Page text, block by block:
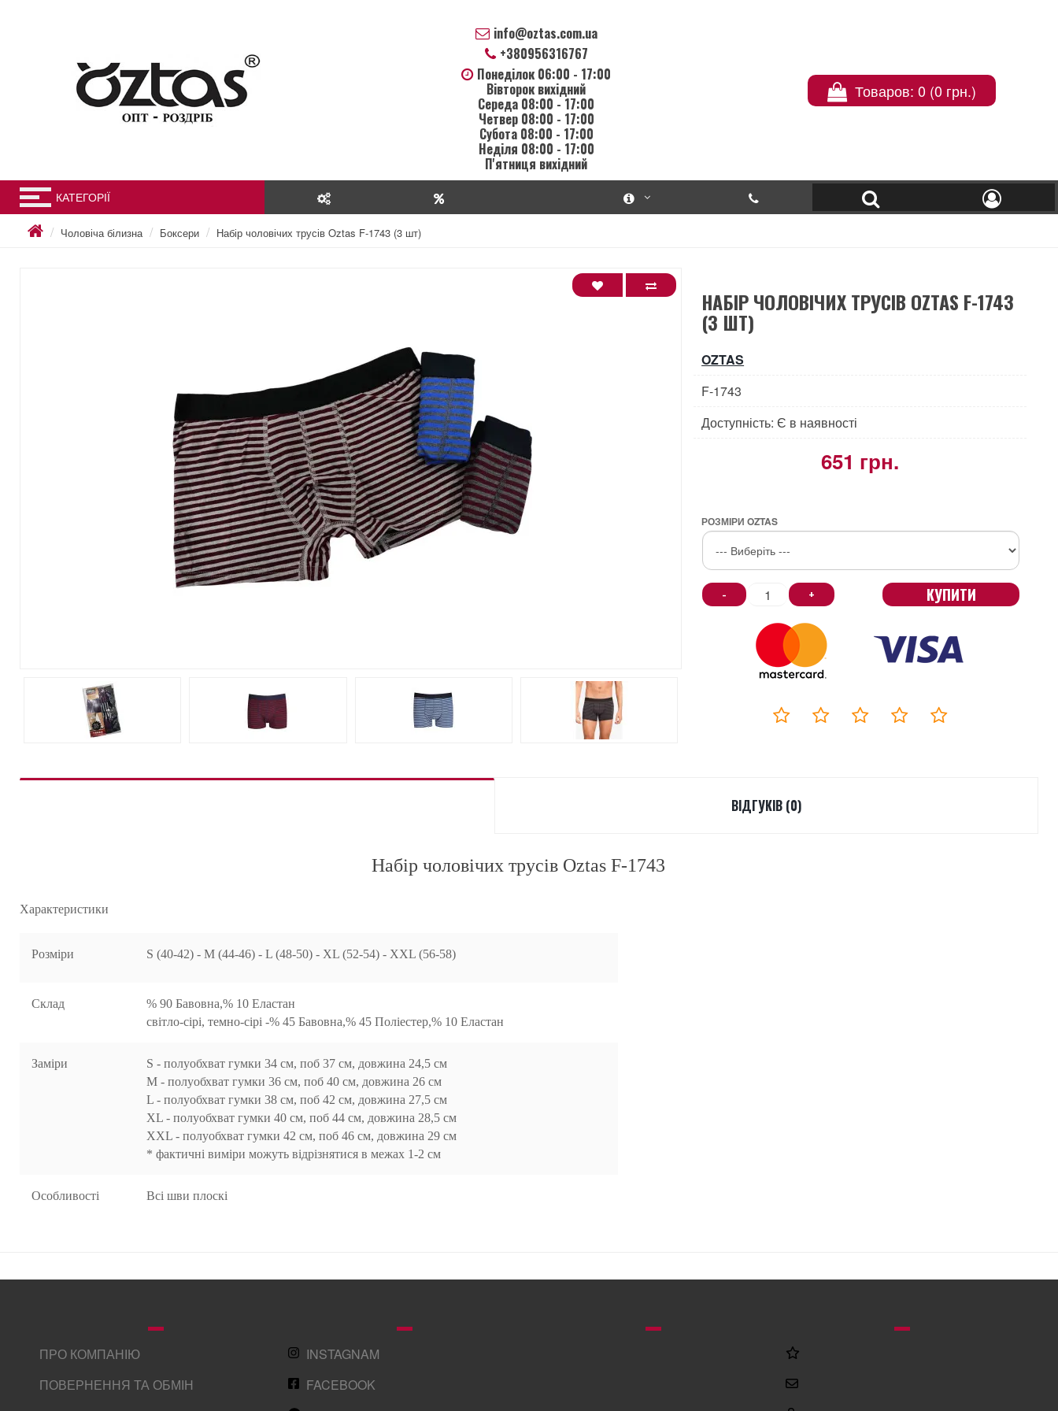
info@oztas.com.ua
+380956316767
Понеділок 06:00 - 17:00
Вівторок вихідний
Середа 08:00 - 17:00
Четвер 08:00 - 17:00
Субота 08:00 - 17:00
Неділя 08:00 - 17:00
П'ятниця вихідний
Товаров: 0 (0 грн.)
КАТЕГОРІЇ
Чоловіча білизна Боксери Набір чоловічих трусів Oztas F-1743 (3 шт)
НАБІР ЧОЛОВІЧИХ ТРУСІВ OZTAS F-1743
(3 ШТ)
OZTAS
F-1743
Доступність: Є в наявності
651 грн.
РОЗМІРИ OZTAS
- + КУПИТИ
ВІДГУКІВ (0)
Набір чоловічих трусів Oztas F-1743
Характеристики
Розміри S (40-42) - M (44-46) - L (48-50) - XL (52-54) - XXL (56-58)
Склад
% 90 Бавовна,% 10 Еластан
світло-сірі, темно-сірі -% 45 Бавовна,% 45 Поліестер,% 10 Еластан
Заміри
S - полуобхват гумки 34 см, поб 37 см, довжина 24,5 см
M - полуобхват гумки 36 см, поб 40 см, довжина 26 см
L - полуобхват гумки 38 см, поб 42 см, довжина 27,5 см
XL - полуобхват гумки 40 см, поб 44 см, довжина 28,5 см
XXL - полуобхват гумки 42 см, поб 46 см, довжина 29 см
* фактичні виміри можуть відрізнятися в межах 1-2 см
Особливості Всі шви плоскі
ПРО КОМПАНІЮ
ПОВЕРНЕННЯ ТА ОБМІН
INSTAGNAM
FACEBOOK